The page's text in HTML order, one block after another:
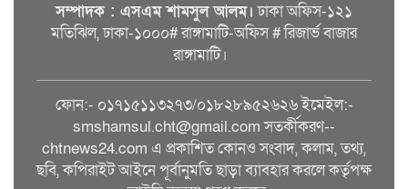
সম্পাদক : এসএম শামসুল আলম। ঢাকা অফিস-১২১
মতিঝিল, ঢাকা-১০০০# রাঙ্গামাটি-অফিস # রিজার্ভ বাজার
রাঙ্গামাটি।
ফোন:- ০১৭১৫১১৩২৭৩/০১৮২৮৯৫২৬২৬ ইমেইল:-
smshamsul.cht@gmail.com সতর্কীকরণ--
chtnews24.com এ প্রকাশিত কোনও সংবাদ, কলাম, তথ্য,
ছবি, কপিরাইট আইনে পূর্বানুমতি ছাড়া ব্যাবহার করলে কর্তৃপক্ষ